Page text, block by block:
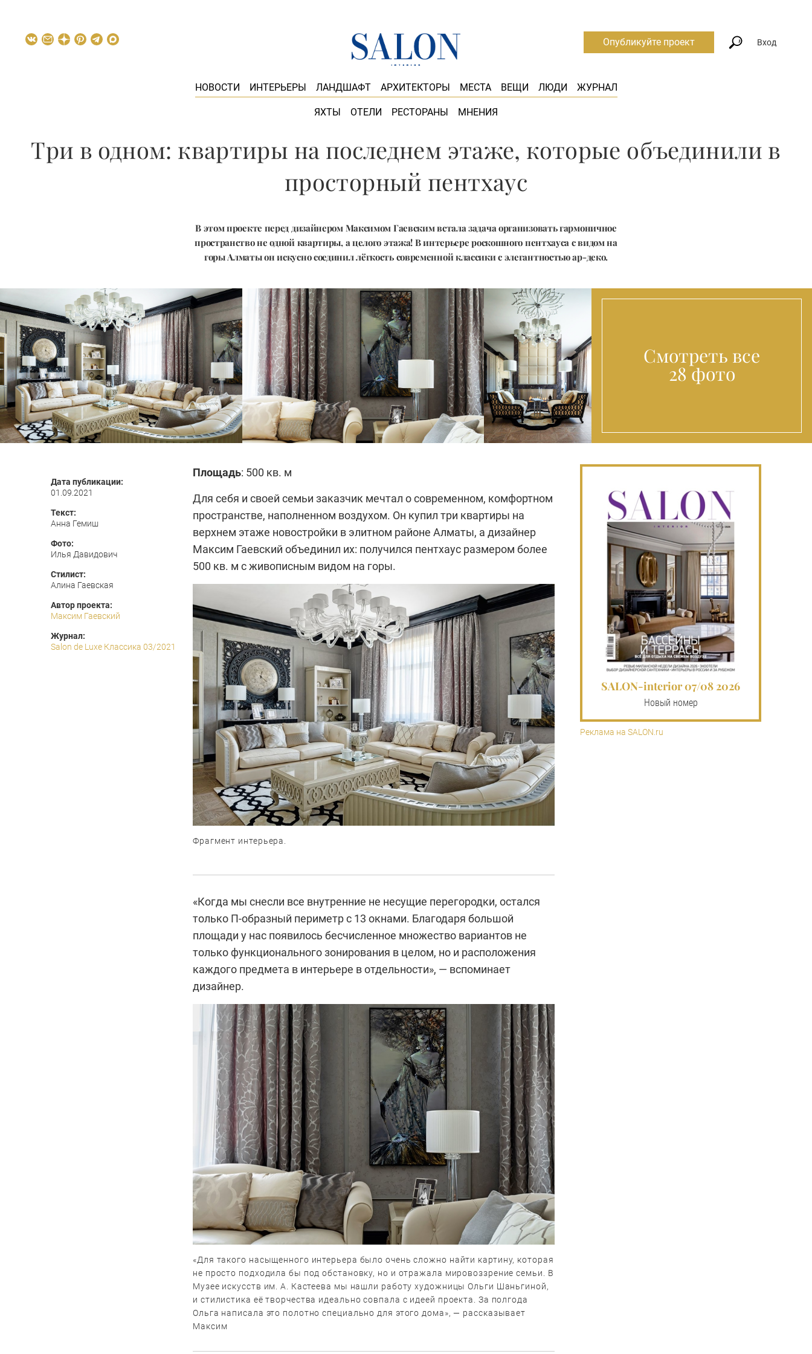
НОВОСТИ ИНТЕРЬЕРЫ ЛАНДШАФТ АРХИТЕКТОРЫ МЕСТА ВЕЩИ ЛЮДИ ЖУРНАЛ
ЯХТЫ ОТЕЛИ РЕСТОРАНЫ МНЕНИЯ
Опубликуйте проект Вход
Три в одном: квартиры на последнем этаже, которые объединили в
просторный пентхаус
В этом проекте перед дизайнером Максимом Гаевским встала задача организовать гармоничное
пространство не одной квартиры, а целого этажа! В интерьере роскошного пентхауса с видом на
горы Алматы он искусно соединил лёгкость современной классики с элегантностью ар-деко.
Смотреть все
28 фото
Дата публикации:
01.09.2021
Текст:
Анна Гемиш
Фото:
Илья Давидович
Стилист:
Алина Гаевская
Автор проекта:
Максим Гаевский
Журнал:
Salon de Luxe Классика 03/2021
Площадь: 500 кв. м
Для себя и своей семьи заказчик мечтал о современном, комфортном
пространстве, наполненном воздухом. Он купил три квартиры на
верхнем этаже новостройки в элитном районе Алматы, а дизайнер
Максим Гаевский объединил их: получился пентхаус размером более
500 кв. м с живописным видом на горы.
Фрагмент интерьера.
«Когда мы снесли все внутренние не несущие перегородки, остался
только П-образный периметр с 13 окнами. Благодаря большой
площади у нас появилось бесчисленное множество вариантов не
только функционального зонирования в целом, но и расположения
каждого предмета в интерьере в отдельности», — вспоминает
дизайнер.
«Для такого насыщенного интерьера было очень сложно найти картину, которая
не просто подходила бы под обстановку, но и отражала мировоззрение семьи. В
Музее искусств им. А. Кастеева мы нашли работу художницы Ольги Шаньгиной,
и стилистика её творчества идеально совпала с идеей проекта. За полгода
Ольга написала это полотно специально для этого дома», — рассказывает
Максим
SALON-interior 07/08 2026
Новый номер
Реклама на SALON.ru